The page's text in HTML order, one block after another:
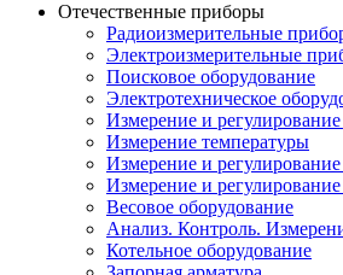
Отечественные приборы
Радиоизмерительные
Электроизмерительные
Поисковое оборудование
Электротехническое
Измерение и
Измерение температуры
Измерение и регулирование
Измерение и
Весовое оборудование
Анализ. Контроль.
Котельное оборудование